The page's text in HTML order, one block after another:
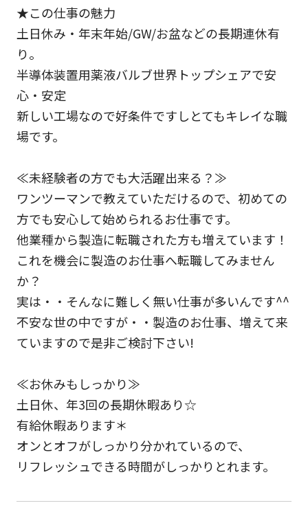
★この仕事の魅力
土日休み・年末年始/GW/お盆などの長期連休有
り。
半導体装置用薬液バルブ世界トップシェアで安
心・安定
新しい工場なので好条件ですしとてもキレイな職
場です。
≪未経験者の方でも大活躍出来る？≫
ワンツーマンで教えていただけるので、初めての
方でも安心して始められるお仕事です。
他業種から製造に転職された方も増えています！
これを機会に製造のお仕事へ転職してみません
か？
実は・・そんなに難しく無い仕事が多いんです^^
不安な世の中ですが・・製造のお仕事、増えて来
ていますので是非ご検討下さい!
≪お休みもしっかり≫
土日休、年3回の長期休暇あり☆
有給休暇あります＊
オンとオフがしっかり分かれているので、
リフレッシュできる時間がしっかりとれます。